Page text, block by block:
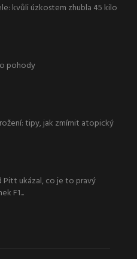
kvůli úzkostem zhubla 45 kilo
pohody
tipy, jak zmírnit atopický
Pitt ukázal, co je to pravý
F1...